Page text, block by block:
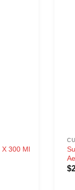
X 300 Ml
$